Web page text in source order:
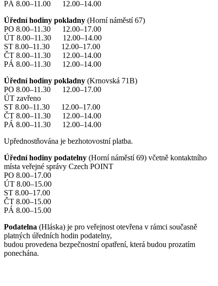
PÁ 8.00–11.00 12.00–14.00
Úřední hodiny pokladny (Horní náměstí 67)
PO 8.00–11.30 12.00–17.00
ÚT 8.00–11.30 12.00–14.00
ST 8.00–11.30 12.00–17.00
ČT 8.00–11.30 12.00–14.00
PÁ 8.00–11.30 12.00–14.00
Úřední hodiny pokladny (Krnovská 71B)
PO 8.00–11.30 12.00–17.00
ÚT zavřeno
ST 8.00–11.30 12.00–17.00
ČT 8.00–11.30 12.00–14.00
PÁ 8.00–11.30 12.00–14.00
Upřednostňována je bezhotovostní platba.
Úřední hodiny podatelny (Horní náměstí 69) včetně kontaktního
místa veřejné správy Czech POINT
PO 8.00–17.00
ÚT 8.00–15.00
ST 8.00–17.00
ČT 8.00–15.00
PÁ 8.00–15.00
Podatelna (Hláska) je pro veřejnost otevřena v rámci současně
platných úředních hodin podatelny,
budou provedena bezpečnostní opatření, která budou prozatím
ponechána.